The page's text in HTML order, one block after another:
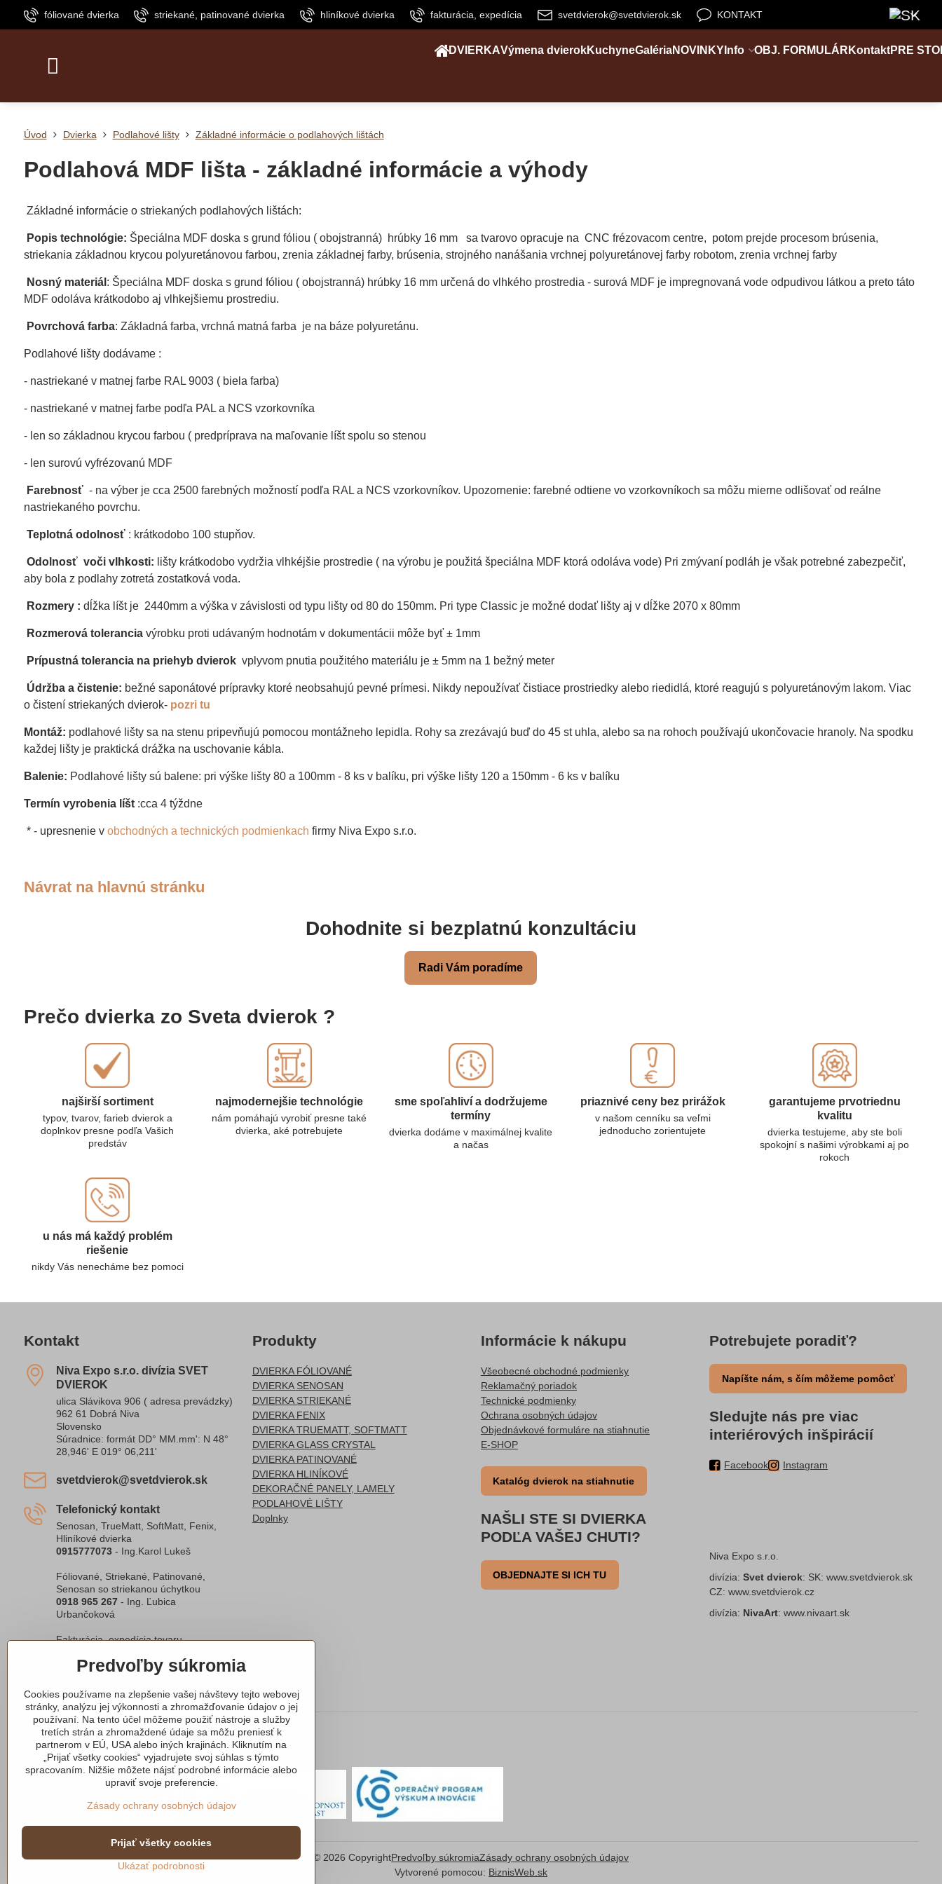
fóliované dvierka striekané, patinované dvierka hliníkové dvierka fakturácia, expedícia svetdvierok@svetdvierok.sk KONTAKT
DVIERKAVýmena dvierokKuchyneGalériaNOVINKYInfo OBJ. FORMULÁR KontaktPRE
Úvod Dvierka Podlahové lišty Základné informácie o podlahových lištách
Podlahová MDF lišta - základné informácie a výhody
Základné informácie o striekaných podlahových lištách:
Popis technológie: Špeciálna MDF doska s grund fóliou ( obojstranná) hrúbky 16 mm sa tvarovo opracuje na CNC frézovacom centre, potom prejde procesom brúsenia,
striekania základnou krycou polyuretánovou farbou, zrenia základnej farby, brúsenia, strojného nanášania vrchnej polyuretánovej farby robotom, zrenia vrchnej farby
Nosný materiál : Špeciálna MDF doska s grund fóliou ( obojstranná) hrúbky 16 mm určená do vlhkého prostredia - surová MDF je impregnovaná vode odpudivou látkou a preto táto
MDF odoláva krátkodobo aj vlhkejšiemu prostrediu.
Povrchová farba: Základná farba, vrchná matná farba je na báze polyuretánu.
Podlahové lišty dodávame :
- nastriekané v matnej farbe RAL 9003 ( biela farba)
- nastriekané v matnej farbe podľa PAL a NCS vzorkovníka
- len so základnou krycou farbou ( predpríprava na maľovanie líšt spolu so stenou
- len surovú vyfrézovanú MDF
Farebnosť - na výber je cca 2500 farebných možností podľa RAL a NCS vzorkovníkov. Upozornenie: farebné odtiene vo vzorkovníkoch sa môžu mierne odlišovať od reálne
nastriekaného povrchu.
Teplotná odolnosť : krátkodobo 100 stupňov.
Odolnosť voči vlhkosti: lišty krátkodobo vydržia vlhkéjšie prostredie ( na výrobu je použitá špeciálna MDF ktorá odoláva vode) Pri zmývaní podláh je však potrebné zabezpečiť,
aby bola z podlahy zotretá zostatková voda.
Rozmery : dĺžka líšt je 2440mm a výška v závislosti od typu lišty od 80 do 150mm. Pri type Classic je možné dodať lišty aj v dĺžke 2070 x 80mm
Rozmerová toleranciavýrobku proti udávaným hodnotám v dokumentácii môže byť ± 1mm
Prípustná tolerancia na priehyb dvierok vplyvom pnutia použitého materiálu je ± 5mm na 1 bežný meter
Údržba a čistenie: bežné saponátové prípravky ktoré neobsahujú pevné prímesi. Nikdy nepoužívať čistiace prostriedky alebo riedidlá, ktoré reagujú s polyuretánovým lakom. Viac
o čistení striekaných dvierok- pozri tu
Montáž: podlahové lišty sa na stenu pripevňujú pomocou montážneho lepidla. Rohy sa zrezávajú buď do 45 st uhla, alebo sa na rohoch používajú ukončovacie hranoly. Na spodku
každej lišty je praktická drážka na uschovanie kábla.
Balenie: Podlahové lišty sú balene: pri výške lišty 80 a 100mm - 8 ks v balíku, pri výške lišty 120 a 150mm - 6 ks v balíku
Termín vyrobenia líšt :cca 4 týždne
* - upresnenie v obchodných a technických podmienkach firmy Niva Expo s.r.o.
Návrat na hlavnú stránku
Dohodnite si bezplatnú konzultáciu
Radi Vám poradíme
Prečo dvierka zo Sveta dvierok ?
najširší sortiment
typov, tvarov, farieb dvierok a
doplnkov presne podľa Vašich
predstáv
najmodernejšie technológie
nám pomáhajú vyrobiť presne také
dvierka, aké potrebujete
sme spoľahliví a dodržujeme
termíny
dvierka dodáme v maximálnej kvalite
a načas
priaznivé ceny bez prirážok
v našom cenníku sa veľmi
jednoducho zorientujete
garantujeme prvotriednu
kvalitu
dvierka testujeme, aby ste boli
spokojní s našimi výrobkami aj po
rokoch
u nás má každý problém
riešenie
nikdy Vás nenecháme bez pomoci
Kontakt
Niva Expo s​.r​.o​. divízia SVET
DVIEROK
ulica Slávikova 906 ( adresa prevádzky)
962 61 Dobrá Niva
Slovensko
Súradnice: formát DD° MM.mm': N 48°
28,946' E 019° 06,211'
svetdvierok​@svetdvierok​.sk
Telefonický kontakt
Senosan, TrueMatt, SoftMatt, Fenix,
Hliníkové dvierka
0915777073- Ing.Karol Lukeš
Fóliované, Striekané, Patinované,
Senosan so striekanou úchytkou
0918 965 267- Ing. Ľubica
Urbančoková
Fakturácia, expedícia tovaru
Produkty
DVIERKA FÓLIOVANÉ
DVIERKA SENOSAN
DVIERKA STRIEKANÉ
DVIERKA FENIX
DVIERKA TRUEMATT, SOFTMATT
DVIERKA GLASS CRYSTAL
DVIERKA PATINOVANÉ
DVIERKA HLINÍKOVÉ
DEKORAČNÉ PANELY, LAMELY
PODLAHOVÉ LIŠTY
Doplnky
Informácie k nákupu
Všeobecné obchodné podmienky
Reklamačný poriadok
Technické podmienky
Ochrana osobných údajov
Objednávkové formuláre na stiahnutie
E-SHOP
Katalóg dvierok na stiahnutie
NAŠLI STE SI DVIERKA
PODĽA VAŠEJ CHUTI?
OBJEDNAJTE SI ICH TU
Potrebujete poradiť?
Napíšte nám, s čím môžeme pomôcť
Sledujte nás pre viac
interiérových inšpirácií
Facebook Instagram
Niva Expo s.r.o.
divízia:Svet dvierok: SK:www.svetdvierok.sk
CZ:www.svetdvierok.cz
divízia: NivaArt:www.nivaart.sk
Podporné projekty
© 2026 CopyrightPredvoľby súkromiaZásady ochrany osobných údajov
Vytvorené pomocou: BiznisWeb.sk
Predvoľby súkromia
Cookies používame na zlepšenie vašej návštevy tejto webovej
stránky, analýzu jej výkonnosti a zhromažďovanie údajov o jej
používaní. Na tento účel môžeme použiť nástroje a služby
tretích strán a zhromaždené údaje sa môžu preniesť k
partnerom v EÚ, USA alebo iných krajinách. Kliknutím na
„Prijať všetky cookies“ vyjadrujete svoj súhlas s týmto
spracovaním. Nižšie môžete nájsť podrobné informácie alebo
upraviť svoje preferencie.
Zásady ochrany osobných údajov
Ukázať podrobnosti
Prijať všetky cookies